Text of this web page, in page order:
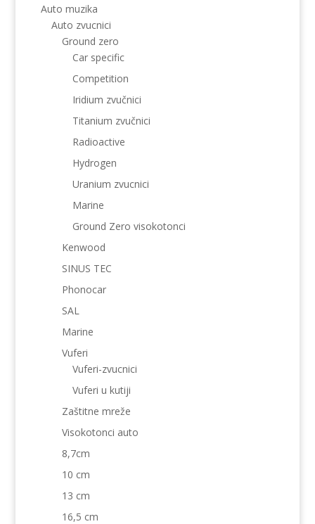
Auto muzika
Auto zvucnici
Ground zero
Car specific
Competition
Iridium zvučnici
Titanium zvučnici
Radioactive
Hydrogen
Uranium zvucnici
Marine
Ground Zero visokotonci
Kenwood
SINUS TEC
Phonocar
SAL
Marine
Vuferi
Vuferi-zvucnici
Vuferi u kutiji
Zaštitne mreže
Visokotonci auto
8,7cm
10 cm
13 cm
16,5 cm